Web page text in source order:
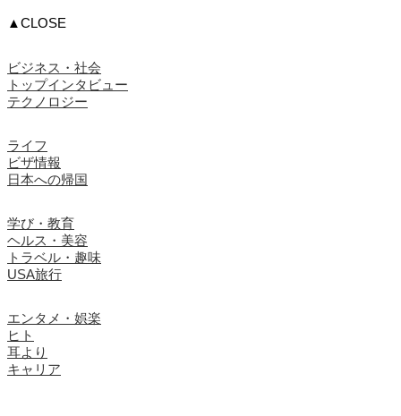
▲CLOSE
ビジネス・社会
トップインタビュー
テクノロジー
ライフ
ビザ情報
日本への帰国
学び・教育
ヘルス・美容
トラベル・趣味
USA旅行
エンタメ・娯楽
ヒト
耳より
キャリア